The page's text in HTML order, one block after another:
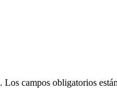
Los campos obligatorios